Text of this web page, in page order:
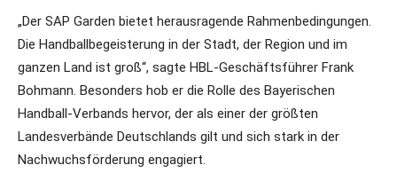
„Der SAP Garden bietet herausragende Rahmenbedingungen.
Die Handballbegeisterung in der Stadt, der Region und im
ganzen Land ist groß“, sagte HBL-Geschäftsführer Frank
Bohmann. Besonders hob er die Rolle des Bayerischen
Handball-Verbands hervor, der als einer der größten
Landesverbände Deutschlands gilt und sich stark in der
Nachwuchsförderung engagiert.